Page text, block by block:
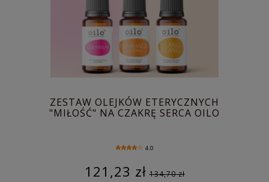
ZESTAW OLEJKÓW ETERYCZNYCH
"MIŁOŚĆ" NA CZAKRĘ SERCA OILO
4.0
121,23 zł 134,70 zł